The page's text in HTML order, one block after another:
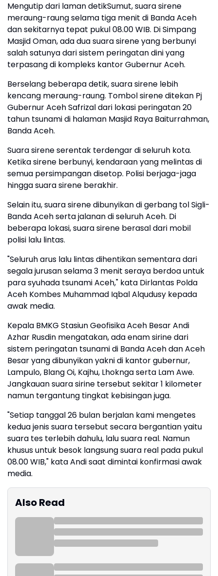
Mengutip dari laman detikSumut, suara sirene
meraung-raung selama tiga menit di Banda Aceh
dan sekitarnya tepat pukul 08.00 WIB. Di Simpang
Masjid Oman, ada dua suara sirene yang berbunyi
salah satunya dari sistem peringatan dini yang
terpasang di kompleks kantor Gubernur Aceh.
Berselang beberapa detik, suara sirene lebih
kencang meraung-raung. Tombol sirene ditekan Pj
Gubernur Aceh Safrizal dari lokasi peringatan 20
tahun tsunami di halaman Masjid Raya Baiturrahman,
Banda Aceh.
Suara sirene serentak terdengar di seluruh kota.
Ketika sirene berbunyi, kendaraan yang melintas di
semua persimpangan disetop. Polisi berjaga-jaga
hingga suara sirene berakhir.
Selain itu, suara sirene dibunyikan di gerbang tol Sigli-
Banda Aceh serta jalanan di seluruh Aceh. Di
beberapa lokasi, suara sirene berasal dari mobil
polisi lalu lintas.
"Seluruh arus lalu lintas dihentikan sementara dari
segala jurusan selama 3 menit seraya berdoa untuk
para syuhada tsunami Aceh," kata Dirlantas Polda
Aceh Kombes Muhammad Iqbal Alqudusy kepada
awak media.
Kepala BMKG Stasiun Geofisika Aceh Besar Andi
Azhar Rusdin mengatakan, ada enam sirine dari
sistem peringatan tsunami di Banda Aceh dan Aceh
Besar yang dibunyikan yakni di kantor gubernur,
Lampulo, Blang Oi, Kajhu, Lhoknga serta Lam Awe.
Jangkauan suara sirine tersebut sekitar 1 kilometer
namun tergantung tingkat kebisingan juga.
"Setiap tanggal 26 bulan berjalan kami mengetes
kedua jenis suara tersebut secara bergantian yaitu
suara tes terlebih dahulu, lalu suara real. Namun
khusus untuk besok langsung suara real pada pukul
08.00 WIB," kata Andi saat dimintai konfirmasi awak
media.
Also Read